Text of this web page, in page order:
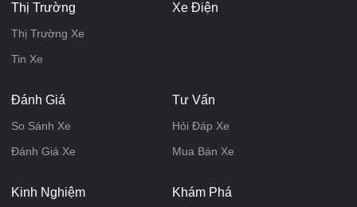
Thị Trường
Thị Trường Xe
Tin Xe
Xe Điện
Đánh Giá
So Sánh Xe
Đánh Giá Xe
Tư Vấn
Hỏi Đáp Xe
Mua Bán Xe
Kinh Nghiệm Khám Phá